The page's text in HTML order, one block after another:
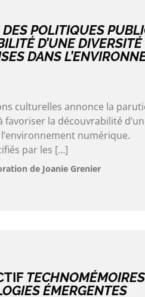
DES POLITIQUES
D’UNE DIVERSITÉ
DANS
culturelles annonce la
la découvrabilité
numérique.
par les […]
de Joanie Grenier
ÉMERGENTES